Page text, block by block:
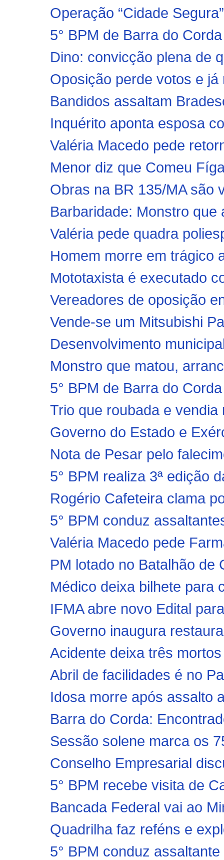
Operação “Cidade
5° BPM de Barra do
Dino: convicção plena de
Oposição perde votos e
Bandidos assaltam
Inquérito aponta esposa
Valéria Macedo pede
Menor diz que Comeu
Obras na BR 135/MA são
Barbaridade: Monstro
Valéria pede quadra
Homem morre em trágico
Mototaxista é executado
Vereadores de oposição
Vende-se um Mitsubishi
Desenvolvimento
Monstro que matou,
5° BPM de Barra do
Trio que roubada e
Governo do Estado e
Nota de Pesar pelo
5° BPM realiza 3ª edição
Rogério Cafeteira clama
5° BPM conduz
Valéria Macedo pede
PM lotado no Batalhão de
Médico deixa bilhete para
IFMA abre novo Edital
Governo inaugura
Acidente deixa três
Abril de facilidades é no
Idosa morre após assalto
Barra do Corda:
Sessão solene marca os
Conselho Empresarial
5° BPM recebe visita de
Bancada Federal vai ao
Quadrilha faz reféns e
5° BPM conduz